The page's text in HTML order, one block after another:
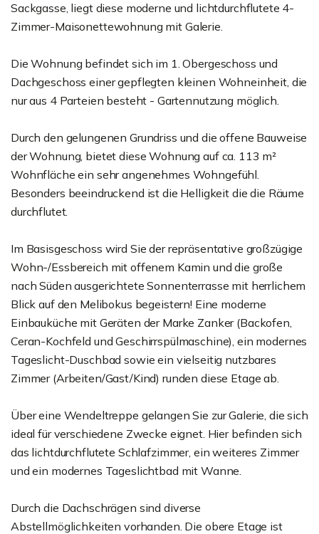
Sackgasse, liegt diese moderne und lichtdurchflutete 4-
Zimmer-Maisonettewohnung mit Galerie.
Die Wohnung befindet sich im 1. Obergeschoss und
Dachgeschoss einer gepflegten kleinen Wohneinheit, die
nur aus 4 Parteien besteht - Gartennutzung möglich.
Durch den gelungenen Grundriss und die offene Bauweise
der Wohnung, bietet diese Wohnung auf ca. 113 m²
Wohnfläche ein sehr angenehmes Wohngefühl.
Besonders beeindruckend ist die Helligkeit die die Räume
durchflutet.
Im Basisgeschoss wird Sie der repräsentative großzügige
Wohn-/Essbereich mit offenem Kamin und die große
nach Süden ausgerichtete Sonnenterrasse mit herrlichem
Blick auf den Melibokus begeistern! Eine moderne
Einbauküche mit Geräten der Marke Zanker (Backofen,
Ceran-Kochfeld und Geschirrspülmaschine), ein modernes
Tageslicht-Duschbad sowie ein vielseitig nutzbares
Zimmer (Arbeiten/Gast/Kind) runden diese Etage ab.
Über eine Wendeltreppe gelangen Sie zur Galerie, die sich
ideal für verschiedene Zwecke eignet. Hier befinden sich
das lichtdurchflutete Schlafzimmer, ein weiteres Zimmer
und ein modernes Tageslichtbad mit Wanne.
Durch die Dachschrägen sind diverse
Abstellmöglichkeiten vorhanden. Die obere Etage ist